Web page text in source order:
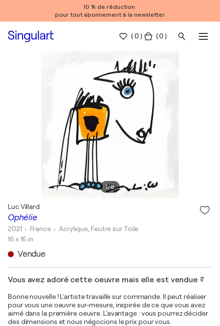
10 % de réduction
pour tout abonnement à la newsletter
(0 ) ( 0 )
1/8
Ophélie
Luc Villard
2021 • France •Acrylique, Feutre sur Toile
16 x 16 in
Vendue
Vous avez adoré cette oeuvre mais elle est vendue ?
Bonne nouvelle ! L'artiste travaille sur commande. Il peut réaliser
pour vous une oeuvre sur-mesure, inspirée de ce que vous avez
aimé dans la première oeuvre. L'avantage : vous pourrez décider
des dimensions et nous négocions le prix pour vous.